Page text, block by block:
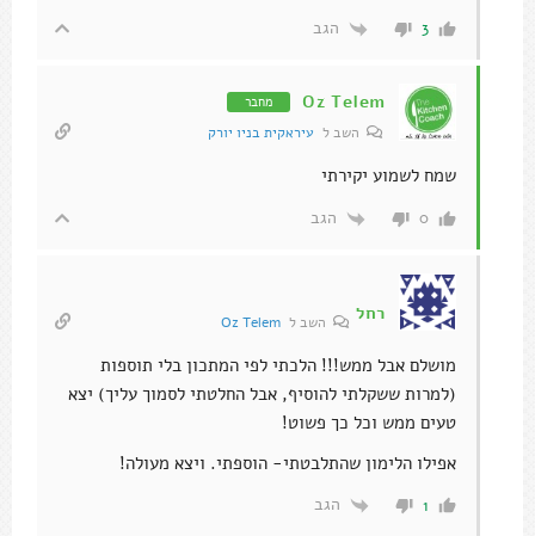
3 הגב
Oz Telem מחבר
השב ל עיראקית בניו יורק
שמח לשמוע יקירתי
0 הגב
רחל השב לOz Telem
מושלם אבל ממש!!! הלכתי לפי המתכון בלי תוספות
(למרות ששקלתי להוסיף, אבל החלטתי לסמוך עליך) יצא
טעים ממש וכל כך פשוט!
אפילו הלימון שהתלבטתי- הוספתי. ויצא מעולה!
1 הגב